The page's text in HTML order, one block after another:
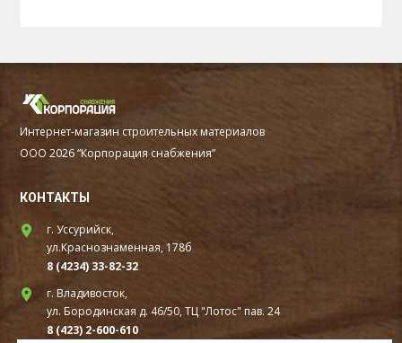
Интернет-магазин строительных материалов
ООО 2026 “Корпорация снабжения”
КОНТАКТЫ
г. Уссурийск,
ул.Краснознаменная, 178б
8 (4234) 33-82-32
г. Владивосток,
ул. Бородинская д. 46/50, ТЦ "Лотос" пав. 24
8 (423) 2-600-610